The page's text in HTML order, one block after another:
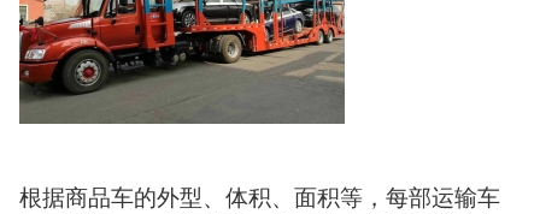
根据商品车的外型、体积、面积等，每部运输车